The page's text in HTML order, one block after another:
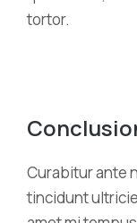
tortor.
Curabitur ante
tincidunt